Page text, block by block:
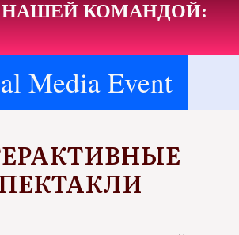
НАШЕЙ КОМАНДОЙ:
Media Event